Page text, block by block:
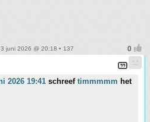
juni 2026 @ 20:18 • 137
2026 19:41 schreef timmmmm het